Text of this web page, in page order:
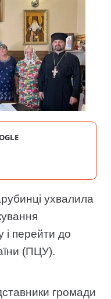
ухвалила
і перейти до
(ПЦУ).
громади